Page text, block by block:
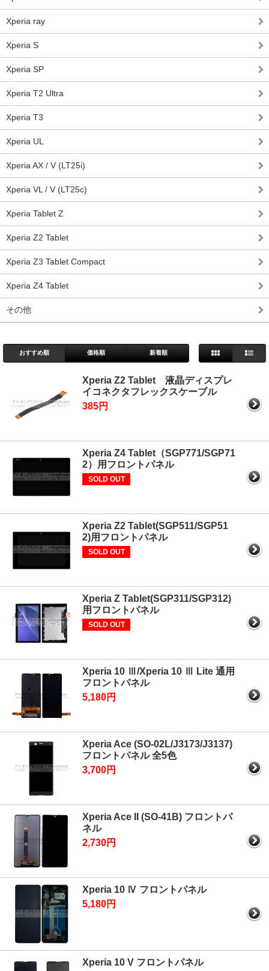
Xperia ray
Xperia S
Xperia SP
Xperia T2 Ultra
Xperia T3
Xperia UL
Xperia AX / V (LT25i)
Xperia VL / V (LT25c)
Xperia Tablet Z
Xperia Z2 Tablet
Xperia Z3 Tablet Compact
Xperia Z4 Tablet
その他
おすすめ順 価格順 新着順
Xperia Z2 Tablet 液晶ディスプレ
イコネクタフレックスケーブル
385円
Xperia Z4 Tablet（SGP771/SGP71
2）用フロントパネル
SOLD OUT
Xperia Z2 Tablet(SGP511/SGP51
2)用フロントパネル
SOLD OUT
Xperia Z Tablet(SGP311/SGP312)
用フロントパネル
SOLD OUT
Xperia 10 Ⅲ/Xperia 10 Ⅲ Lite 通用
フロントパネル
5,180円
Xperia Ace (SO-02L/J3173/J3137)
フロントパネル 全5色
3,700円
Xperia Ace II (SO-41B) フロントパ
ネル
2,730円
Xperia 10 Ⅳ フロントパネル
5,180円
Xperia 10 V フロントパネル